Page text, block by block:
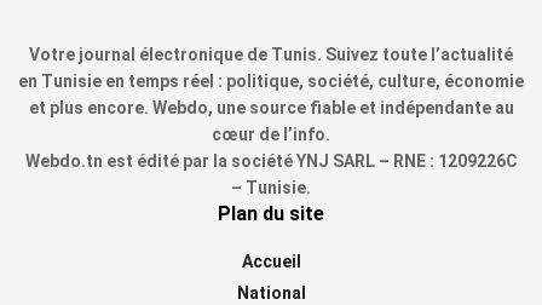
Votre journal électronique de Tunis. Suivez toute l’actualité
en Tunisie en temps réel : politique, société, culture, économie
et plus encore. Webdo, une source fiable et indépendante au
cœur de l’info.
Webdo.tn est édité par la société YNJ SARL – RNE : 1209226C
– Tunisie.
Plan du site
Accueil
National